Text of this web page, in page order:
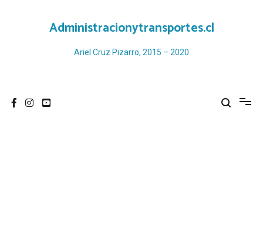
Administracionytransportes.cl
Ariel Cruz Pizarro, 2015 – 2020